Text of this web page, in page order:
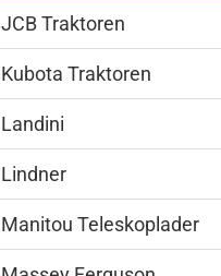
JCB Traktoren
Kubota Traktoren
Landini
Lindner
Manitou Teleskoplader